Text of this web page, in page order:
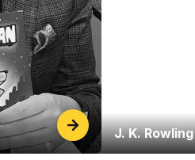
J. K. Rowling